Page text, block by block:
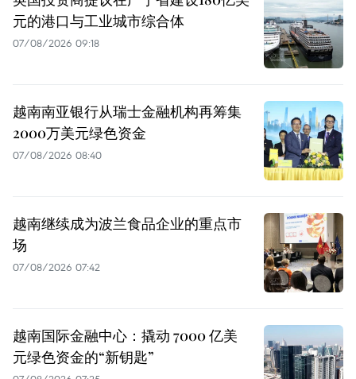
元的港口与工业城市综合体
07/08/2026 09:18
越南南亚银行从瑞士金融机构再筹集
2000万美元绿色资金
07/08/2026 08:40
越南继续成为波兰食品企业的重点市
场
07/08/2026 07:42
越南国际金融中心：撬动 7000 亿美
元绿色资金的“新钥匙”